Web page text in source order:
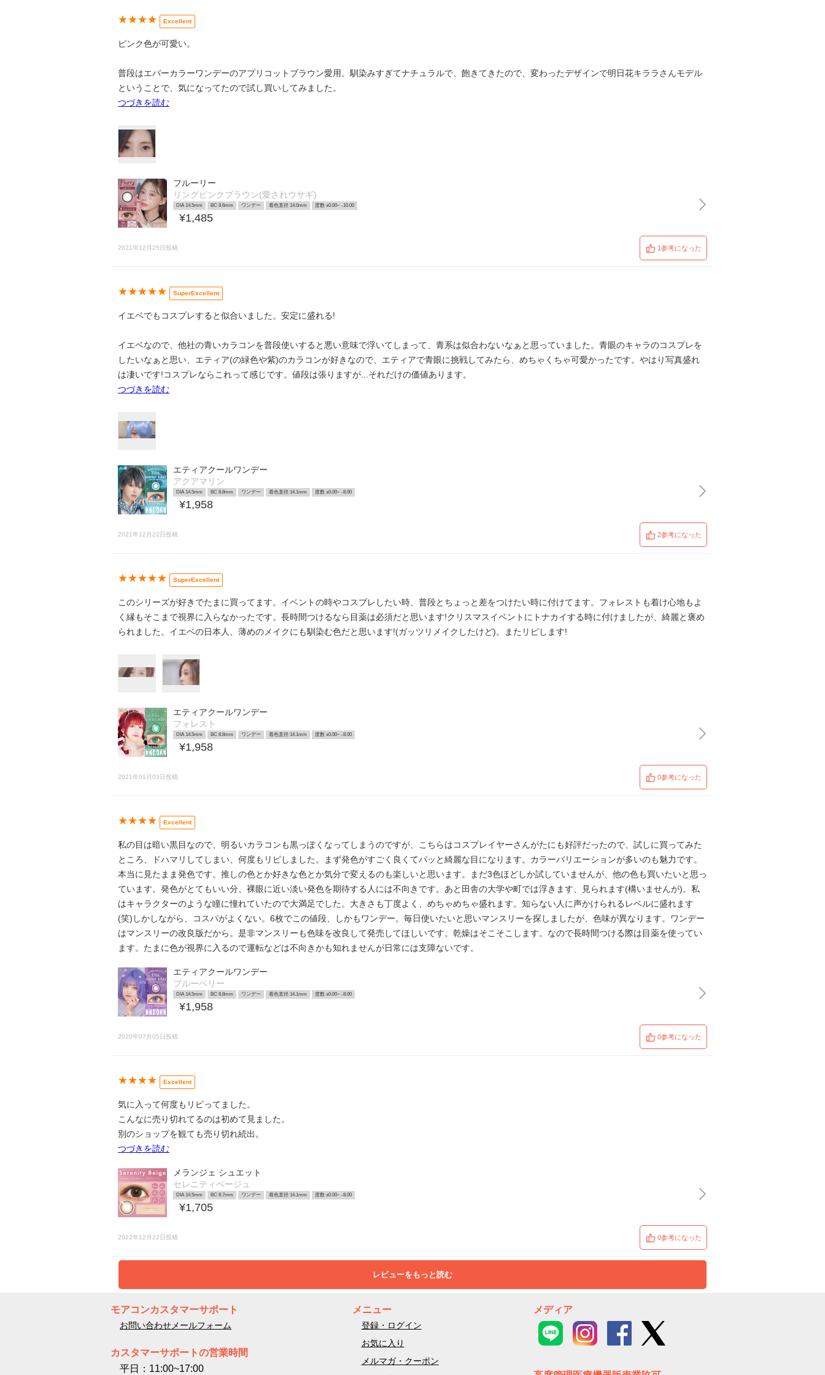
★★★★ Excellent
ピンク色が可愛い。
普段はエバーカラーワンデーのアプリコットブラウン愛用。馴染みすぎてナチュラルで、飽きてきたので、変わったデザインで明日花キララさんモデル
ということで、気になってたので試し買いしてみました。
つづきを読む
フルーリー
リングピンクブラウン(愛されウサギ)
DIA 14.5mm BC 8.6mm ワンデー 着色直径 14.0mm 度数 ±0.00~ -10.00
¥1,485
2021年12月25日投稿 1参考になった
★★★★★ SuperExcellent
イエベでもコスプレすると似合いました。安定に盛れる!
イエベなので、他社の青いカラコンを普段使いすると悪い意味で浮いてしまって、青系は似合わないなぁと思っていました。青眼のキャラのコスプレを
したいなぁと思い、エティア(の緑色や紫)のカラコンが好きなので、エティアで青眼に挑戦してみたら、めちゃくちゃ可愛かったです。やはり写真盛れ
は凄いです!コスプレならこれって感じです。値段は張りますが...それだけの価値あります。
つづきを読む
エティアクールワンデー
アクアマリン
DIA 14.5mm BC 8.8mm ワンデー 着色直径 14.1mm 度数 ±0.00~ -8.00
¥1,958
2021年12月22日投稿 2参考になった
★★★★★ SuperExcellent
このシリーズが好きでたまに買ってます。イベントの時やコスプレしたい時、普段とちょっと差をつけたい時に付けてます。フォレストも着け心地もよ
く縁もそこまで視界に入らなかったです。長時間つけるなら目薬は必須だと思います!クリスマスイベントにトナカイする時に付けましたが、綺麗と褒め
られました。イエベの日本人、薄めのメイクにも馴染む色だと思います!(ガッツリメイクしたけど)。またリピします!
エティアクールワンデー
フォレスト
DIA 14.5mm BC 8.8mm ワンデー 着色直径 14.1mm 度数 ±0.00~ -8.00
¥1,958
2021年01月03日投稿 0参考になった
★★★★ Excellent
私の目は暗い黒目なので、明るいカラコンも黒っぽくなってしまうのですが、こちらはコスプレイヤーさんがたにも好評だったので、試しに買ってみた
ところ、ドハマリしてしまい、何度もリピしました。まず発色がすごく良くてパッと綺麗な目になります。カラーバリエーションが多いのも魅力です。
本当に見たまま発色です。推しの色とか好きな色とか気分で変えるのも楽しいと思います。まだ3色ほどしか試していませんが、他の色も買いたいと思っ
ています。発色がとてもいい分、裸眼に近い淡い発色を期待する人には不向きです。あと田舎の大学や町では浮きます、見られます(構いませんが)。私
はキャラクターのような瞳に憧れていたので大満足でした。大きさも丁度よく、めちゃめちゃ盛れます。知らない人に声かけられるレベルに盛れます
(笑)しかしながら、コスパがよくない。6枚でこの値段、しかもワンデー。毎日使いたいと思いマンスリーを探しましたが、色味が異なります。ワンデー
はマンスリーの改良版だから。是非マンスリーも色味を改良して発売してほしいです。乾燥はそこそこします。なので長時間つける際は目薬を使ってい
ます。たまに色が視界に入るので運転などは不向きかも知れませんが日常には支障ないです。
エティアクールワンデー
ブルーベリー
DIA 14.5mm BC 8.8mm ワンデー 着色直径 14.1mm 度数 ±0.00~ -8.00
¥1,958
2020年07月05日投稿 0参考になった
★★★★ Excellent
気に入って何度もリピってました。
こんなに売り切れてるのは初めて見ました。
別のショップを観ても売り切れ続出。
つづきを読む
メランジェ シュエット
セレニティベージュ
DIA 14.5mm BC 8.7mm ワンデー 着色直径 14.1mm 度数 ±0.00~ -8.00
¥1,705
2022年12月22日投稿 0参考になった
レビューをもっと読む
モアコンカスタマーサポート
お問い合わせメールフォーム
カスタマーサポートの営業時間
平日：11:00~17:00
メニュー
登録・ログイン
お気に入り
メルマガ・クーポン
メディア